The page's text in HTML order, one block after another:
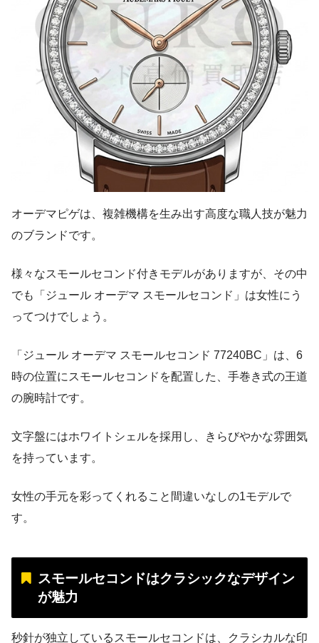
オーデマピゲは、複雑機構を生み出す高度な職人技が魅力
のブランドです。
様々なスモールセコンド付きモデルがありますが、その中
でも「ジュール オーデマ スモールセコンド」は女性にう
ってつけでしょう。
「ジュール オーデマ スモールセコンド 77240BC」は、6
時の位置にスモールセコンドを配置した、手巻き式の王道
の腕時計です。
文字盤にはホワイトシェルを採用し、きらびやかな雰囲気
を持っています。
女性の手元を彩ってくれること間違いなしの1モデルで
す。
スモールセコンドはクラシックなデザイン
が魅力
秒針が独立しているスモールセコンドは、クラシカルな印